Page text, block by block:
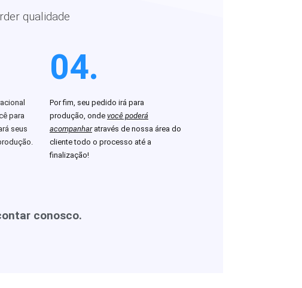
qualidade
para
seus
04.
Por fim, seu pedido irá para
produção, onde você poderá
acompanharatravés de nossa área do
cliente todo o processo até a
finalização!
conosco.